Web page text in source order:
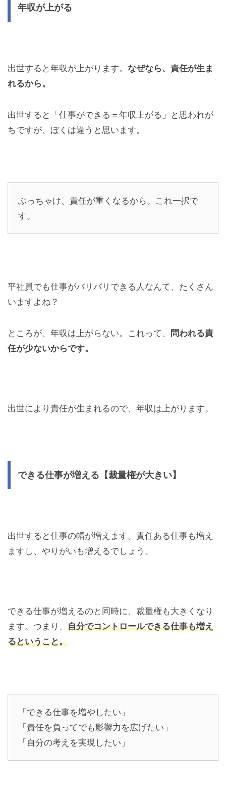
年収が上がる
出世すると年収が上がります。 なぜなら、責任が生ま
れるから。
出世すると「仕事ができる＝年収上がる」と思われが
ちですが、ぼくは違うと思います。
ぶっちゃけ、責任が重くなるから。これ一択で
す。
平社員でも仕事がバリバリできる人なんて、たくさん
いますよね？
ところが、年収は上がらない。これって、
問われる責
任が少ないからです。
出世により責任が生まれるので、年収は上がります。
できる仕事が増える【裁量権が大きい】
出世すると仕事の幅が増えます。責任ある仕事も増え
ますし、やりがいも増えるでしょう。
できる仕事が増えるのと同時に、裁量権も大きくなり
ます。つまり、 自分でコントロールできる仕事も増え
るということ。
「できる仕事を増やしたい」
「責任を負ってでも影響力を広げたい」
「自分の考えを実現したい」